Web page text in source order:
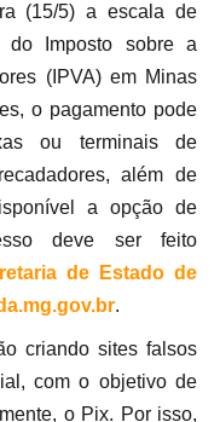
(15/5) a escala de
do Imposto sobre a
(IPVA) em Minas
o pagamento pode
ou terminais de
além de
a opção de
deve ser feito
de Estado de
.
criando sites falsos
com o objetivo de
o Pix. Por isso,